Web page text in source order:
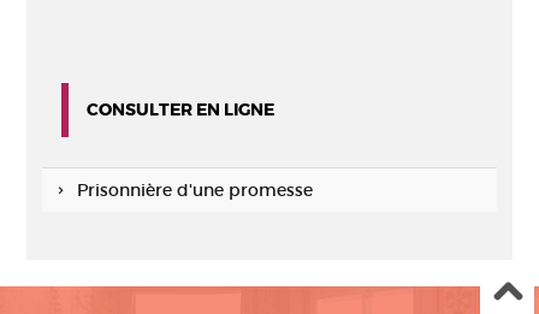
CONSULTER EN LIGNE
Prisonnière d'une promesse